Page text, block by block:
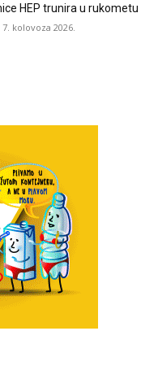
HEP trunira u rukometu
7. kolovoza 2026.